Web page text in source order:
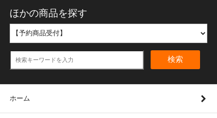
ほかの商品を探す
検索
ホーム